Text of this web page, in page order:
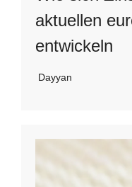
aktuellen
entwickeln
Dayyan